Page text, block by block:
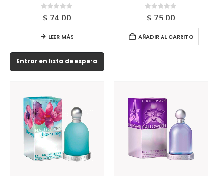
0out of 5
$ 74.00
LEER MÁS
Entrar en lista de espera
0out of 5
$ 75.00
AÑADIR AL CARRITO